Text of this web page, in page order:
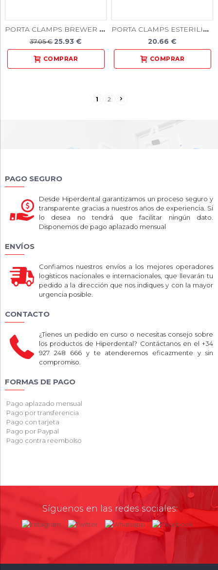
PORTA CLAMPS BREWER 17CM
37.05 €25.93 €
PORTA CLAMPS ESTERILIZABLE
20.66 €
1 2
PAGO SEGURO
Desde Hiperdental garantizamos un proceso seguro y
transparente gracias a nuestros años de experiencia. Si
lo desea no tendrá que facilitar ningún dato.
Disponemos de pago aplazado mensual
ENVÍOS
Confiamos nuestros envíos a los mejores operadores
logísticos nacionales e internacionales, que llevarán tu
pedido a la dirección que nos indiques y con la mayor
urgencia posible.
CONTACTO
¿Tienes un pedido en curso o necesitas consejo sobre
los productos de Hiperdental? Contáctanos en el +34
927 248 666 y te atenderemos eficazmente y sin
compromiso.
FORMAS DE PAGO
Pago aplazado mensual
Pago por transferencia
Pago con tarjeta
Pago por Paypal
Pago contra reembolso
Síguenos en las redes sociales: